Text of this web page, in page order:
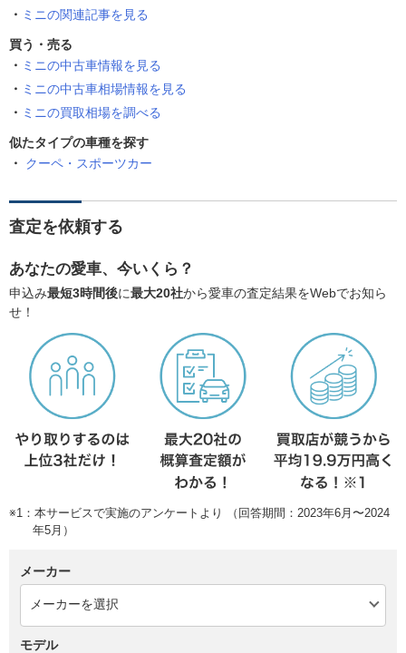
ミニの関連記事を見る
買う・売る
ミニの中古車情報を見る
ミニの中古車相場情報を見る
ミニの買取相場を調べる
似たタイプの車種を探す
クーペ・スポーツカー
査定を依頼する
あなたの愛車、今いくら？
申込み最短3時間後に最大20社から愛車の査定結果をWebでお知ら
せ！
※1：本サービスで実施のアンケートより （回答期間：2023年6月〜2024
年5月）
メーカー
モデル